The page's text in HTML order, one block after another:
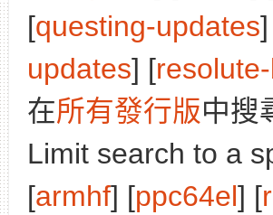
[questing-updates
updates] [
在所有發行版中搜
Limit search to a
[armhf] [ppc64el] [